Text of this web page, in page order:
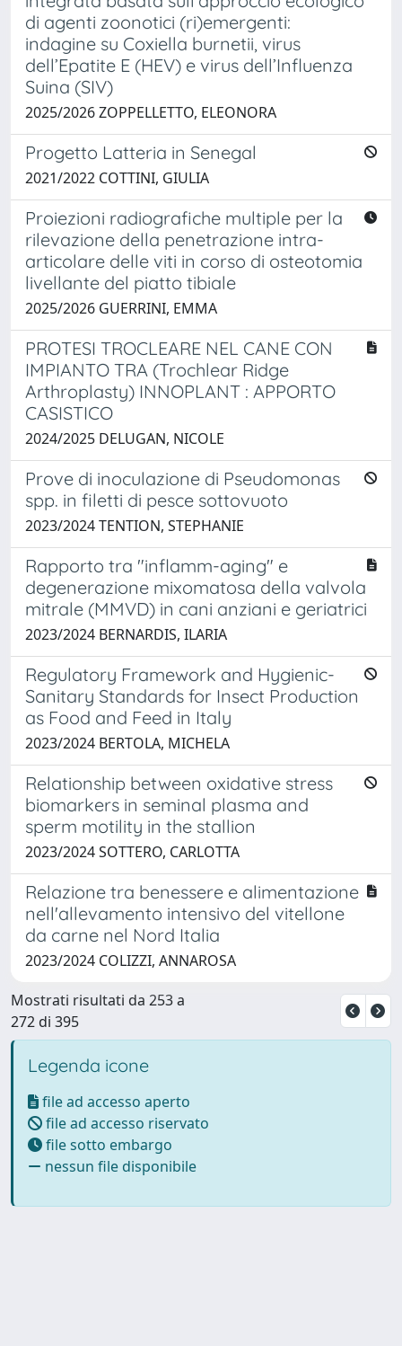
di agenti zoonotici (ri)emergenti:
indagine su Coxiella burnetii, virus
dell’Epatite E (HEV) e virus dell’Influenza
Suina (SIV)
2025/2026 ZOPPELLETTO, ELEONORA
Progetto Latteria in Senegal
2021/2022 COTTINI, GIULIA
Proiezioni radiografiche multiple per la
rilevazione della penetrazione intra-
articolare delle viti in corso di osteotomia
livellante del piatto tibiale
2025/2026 GUERRINI, EMMA
PROTESI TROCLEARE NEL CANE CON
IMPIANTO TRA (Trochlear Ridge
Arthroplasty) INNOPLANT : APPORTO
CASISTICO
2024/2025 DELUGAN, NICOLE
Prove di inoculazione di Pseudomonas
spp. in filetti di pesce sottovuoto
2023/2024 TENTION, STEPHANIE
Rapporto tra "inflamm-aging" e
degenerazione mixomatosa della valvola
mitrale (MMVD) in cani anziani e geriatrici
2023/2024 BERNARDIS, ILARIA
Regulatory Framework and Hygienic-
Sanitary Standards for Insect Production
as Food and Feed in Italy
2023/2024 BERTOLA, MICHELA
Relationship between oxidative stress
biomarkers in seminal plasma and
sperm motility in the stallion
2023/2024 SOTTERO, CARLOTTA
Relazione tra benessere e alimentazione
nell'allevamento intensivo del vitellone
da carne nel Nord Italia
2023/2024 COLIZZI, ANNAROSA
Mostrati risultati da 253 a
272 di 395
Legenda icone
file ad accesso aperto
file ad accesso riservato
file sotto embargo
nessun file disponibile